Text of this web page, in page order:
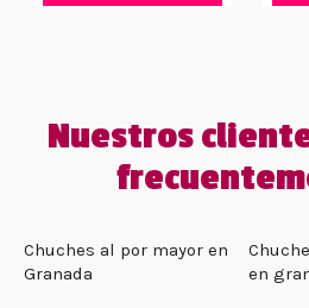
Nuestros
Chuches al por mayor en
Granada
en